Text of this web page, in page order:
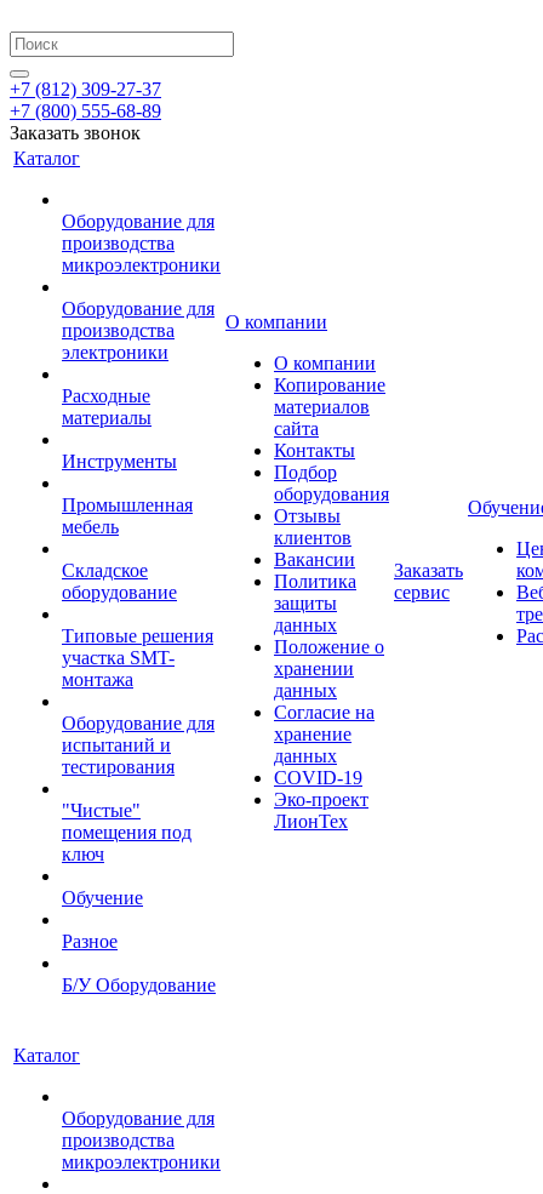
+7 (812) 309-27-37
+7 (800) 555-68-89
Заказать звонок
Каталог
Оборудование для
производства
микроэлектроники
Оборудование для
производства
электроники
Расходные
материалы
Инструменты
Промышленная
мебель
Складское
оборудование
Типовые решения
участка SMT-
монтажа
Оборудование для
испытаний и
тестирования
"Чистые"
помещения под
ключ
Обучение
Разное
Б/У Оборудование
О компании
О компании
Копирование
материалов
сайта
Контакты
Подбор
оборудования
Отзывы
клиентов
Вакансии
Политика
защиты
данных
Положение о
хранении
данных
Согласие на
хранение
данных
COVID-19
Эко-проект
ЛионТех
Заказать
сервис
Каталог
Оборудование для
производства
микроэлектроники